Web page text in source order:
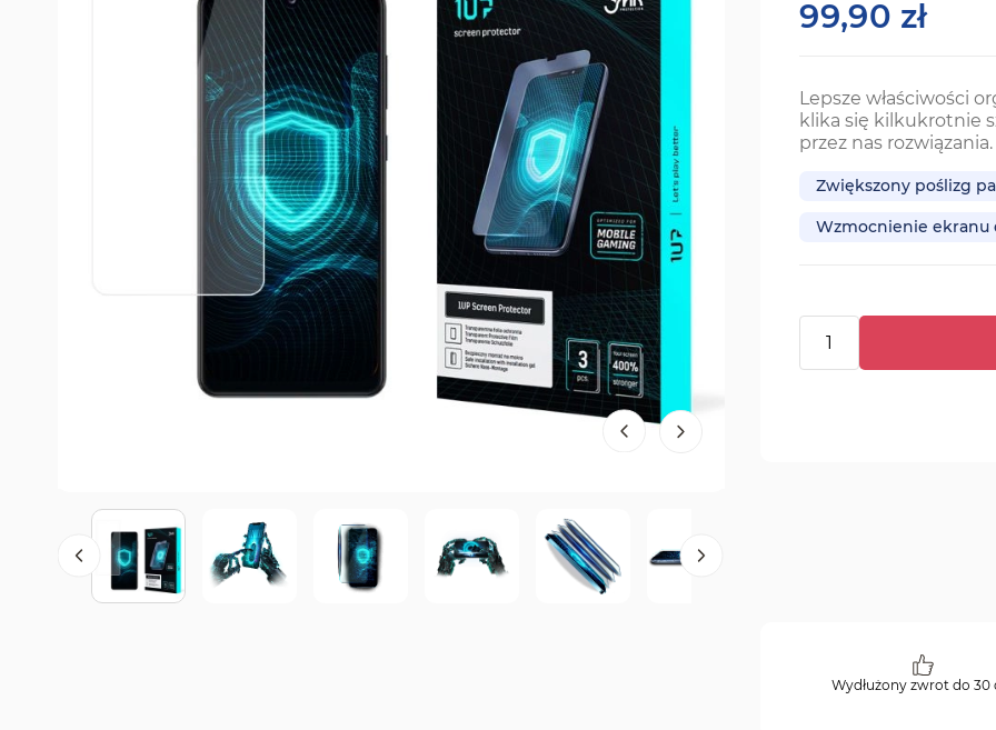
99,90 zł
Lepsze właściwości
klika się kilkukrotnie
przez nas rozwiązania.
Zwiększony poślizg
Wzmocnienie ekranu
Wydłużony zwrot do 30